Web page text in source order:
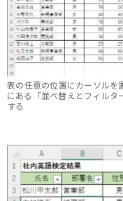
表の任意の位置にカーソルを
にある「並べ替えとフィルタ
する